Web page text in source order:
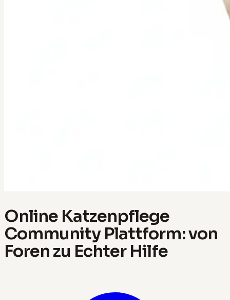
Online Katzenpflege
Community Plattform: von
Foren zu Echter Hilfe